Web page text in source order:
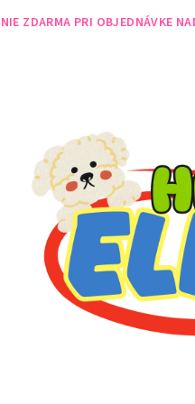
ZDARMA PRI OBJEDNÁVKE